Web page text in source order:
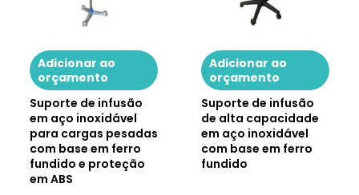
Adicionar ao
orçamento
Suporte de infusão
em aço inoxidável
para cargas pesadas
com base em ferro
fundido e proteção
em ABS
Adicionar ao
orçamento
Suporte de infusão
de alta capacidade
em aço inoxidável
com base em ferro
fundido